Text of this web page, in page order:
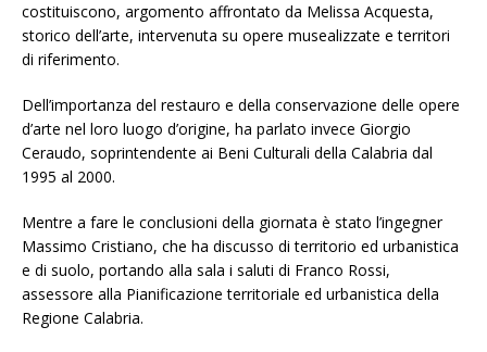
costituiscono, argomento affrontato da Melissa Acquesta,
storico dell’arte, intervenuta su opere musealizzate e territori
di riferimento.
Dell’importanza del restauro e della conservazione delle opere
d’arte nel loro luogo d’origine, ha parlato invece Giorgio
Ceraudo, soprintendente ai Beni Culturali della Calabria dal
1995 al 2000.
Mentre a fare le conclusioni della giornata è stato l’ingegner
Massimo Cristiano, che ha discusso di territorio ed urbanistica
e di suolo, portando alla sala i saluti di Franco Rossi,
assessore alla Pianificazione territoriale ed urbanistica della
Regione Calabria.